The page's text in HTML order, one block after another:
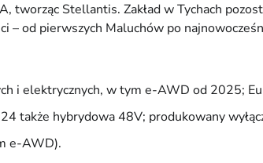
Stellantis. Zakład w Tychach
od pierwszych Maluchów po
i elektrycznych, w tym e-AWD od 2025;
także hybrydowa 48V; produkowany
e-AWD).